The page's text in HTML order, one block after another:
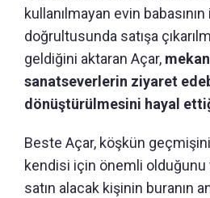
kullanılmayan evin
doğrultusunda satışa
geldiğini aktaran Açar,
sanatseverlerin ziyaret
dönüştürülmesini hayal
Beste Açar, köşkün
kendisi için önemli olduğunu
satın alacak kişinin buranın